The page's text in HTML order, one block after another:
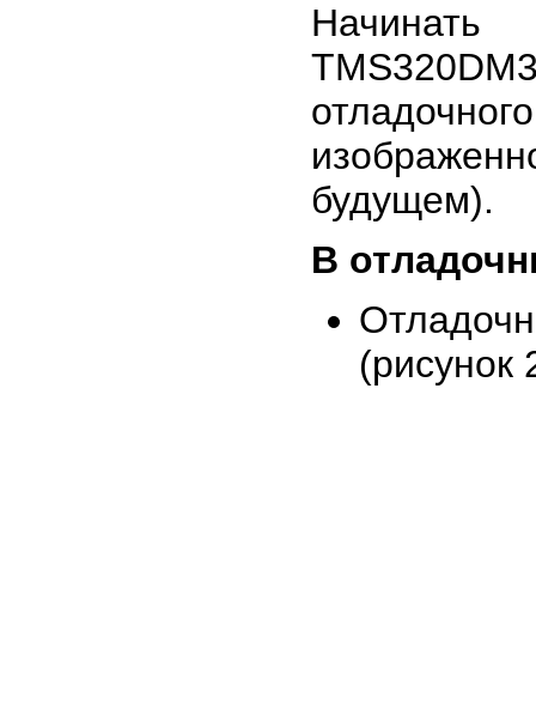
будущем).
В
(рисунок